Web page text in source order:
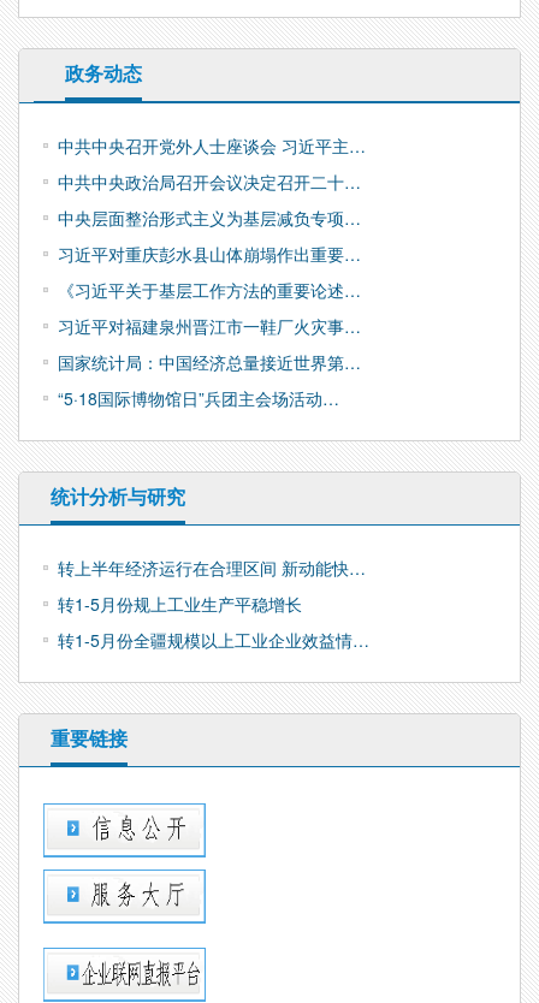
政务动态
中共中央召开党外人士座谈会 习近平主…
中共中央政治局召开会议决定召开二十…
中央层面整治形式主义为基层减负专项…
习近平对重庆彭水县山体崩塌作出重要…
《习近平关于基层工作方法的重要论述…
习近平对福建泉州晋江市一鞋厂火灾事…
国家统计局：中国经济总量接近世界第…
“5·18国际博物馆日”兵团主会场活动…
统计分析与研究
转上半年经济运行在合理区间 新动能快…
转1-5月份规上工业生产平稳增长
转1-5月份全疆规模以上工业企业效益情…
重要链接